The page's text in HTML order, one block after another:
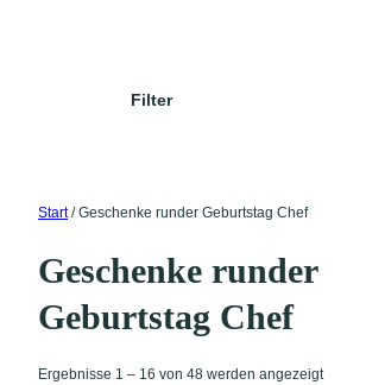
Filter
Start/ Geschenke runder Geburtstag Chef
Geschenke runder
Geburtstag Chef
Ergebnisse 1 – 16 von 48 werden angezeigt